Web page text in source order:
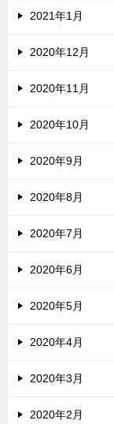
2021年1月
2020年12月
2020年11月
2020年10月
2020年9月
2020年8月
2020年7月
2020年6月
2020年5月
2020年4月
2020年3月
2020年2月